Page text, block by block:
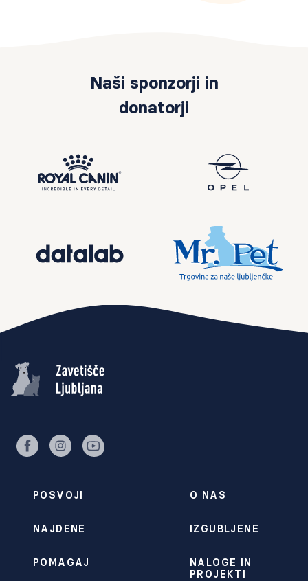
Naši sponzorji in
donatorji
POSVOJI O NAS
NAJDENE IZGUBLJENE
POMAGAJ
NALOGE IN
PROJEKTI